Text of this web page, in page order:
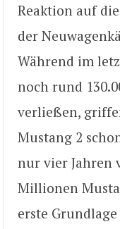
Reaktion auf
der
Während im
noch rund
verließen,
Mustang 2
nur vier Jahren
Millionen
erste